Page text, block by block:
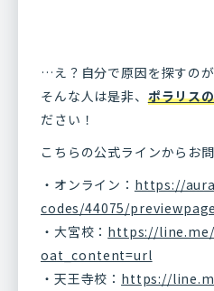
…え？自分で原因を探すの
そんな人は是非、 ポラリス
ださい！
こちらの公式ラインからお
・オンライン： https://
codes/44075/previewpage
・大宮校： https://
oat_content=url
・天王寺校： https://